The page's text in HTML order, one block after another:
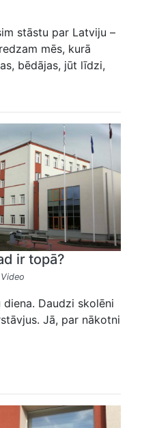
stāstu par Latviju –
mēs, kurā
bēdājas, jūt līdzi,
ir topā?
Video
Daudzi skolēni
Jā, par nākotni